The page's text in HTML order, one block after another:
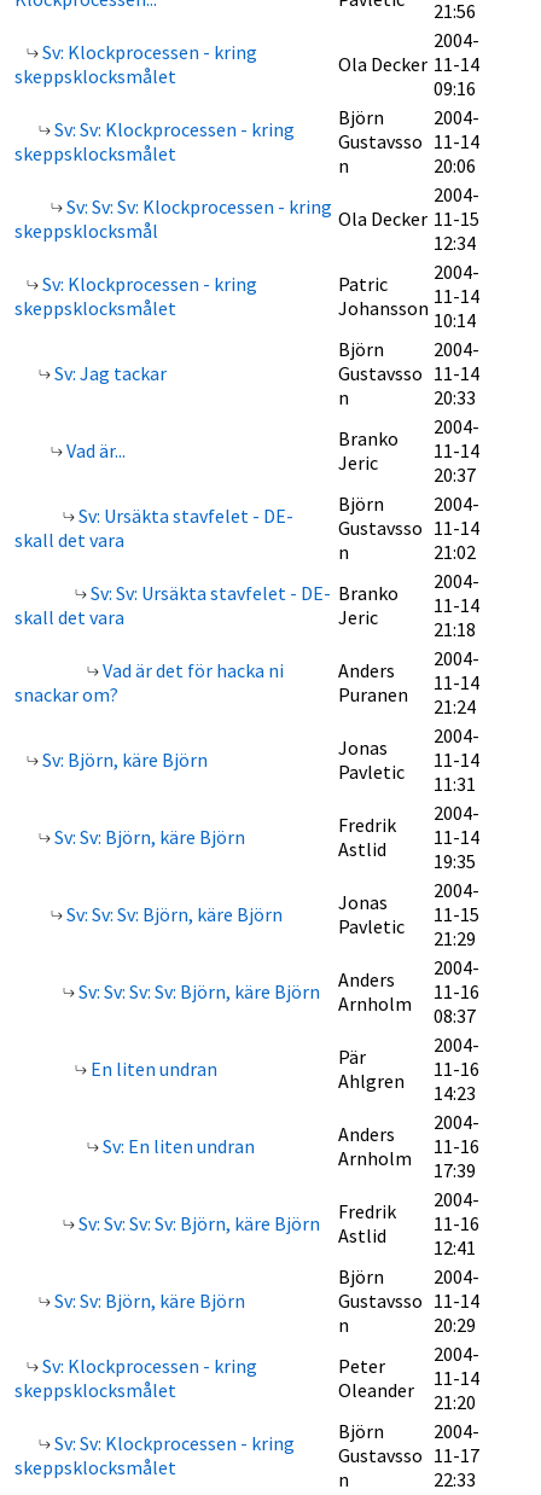
21:56
Sv: Klockprocessen - kring
skeppsklocksmålet
Ola Decker
2004-
11-14
09:16
Sv: Sv: Klockprocessen - kring
skeppsklocksmålet
Björn
Gustavsso
n
2004-
11-14
20:06
Sv: Sv: Sv: Klockprocessen - kring
skeppsklocksmål
Ola Decker
2004-
11-15
12:34
Sv: Klockprocessen - kring
skeppsklocksmålet
Patric
Johansson
2004-
11-14
10:14
Sv: Jag tackar
Björn
Gustavsso
n
2004-
11-14
20:33
Vad är...
Branko
Jeric
2004-
11-14
20:37
Sv: Ursäkta stavfelet - DE-
skall det vara
Björn
Gustavsso
n
2004-
11-14
21:02
Sv: Sv: Ursäkta stavfelet - DE-
skall det vara
Branko
Jeric
2004-
11-14
21:18
Vad är det för hacka ni
snackar om?
Anders
Puranen
2004-
11-14
21:24
Sv: Björn, käre Björn
Jonas
Pavletic
2004-
11-14
11:31
Sv: Sv: Björn, käre Björn
Fredrik
Astlid
2004-
11-14
19:35
Sv: Sv: Sv: Björn, käre Björn
Jonas
Pavletic
2004-
11-15
21:29
Sv: Sv: Sv: Sv: Björn, käre Björn
Anders
Arnholm
2004-
11-16
08:37
En liten undran
Pär
Ahlgren
2004-
11-16
14:23
Sv: En liten undran
Anders
Arnholm
2004-
11-16
17:39
Sv: Sv: Sv: Sv: Björn, käre Björn
Fredrik
Astlid
2004-
11-16
12:41
Sv: Sv: Björn, käre Björn
Björn
Gustavsso
n
2004-
11-14
20:29
Sv: Klockprocessen - kring
skeppsklocksmålet
Peter
Oleander
2004-
11-14
21:20
Sv: Sv: Klockprocessen - kring
skeppsklocksmålet
Björn
Gustavsso
n
2004-
11-17
22:33